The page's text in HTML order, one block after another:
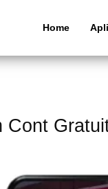
Home
Cont